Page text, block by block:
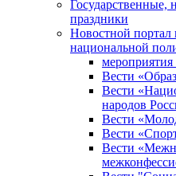
Государственные,
праздники
Новостной портал
национальной
Вести
Вести
народов
Вести
Вести
Вести